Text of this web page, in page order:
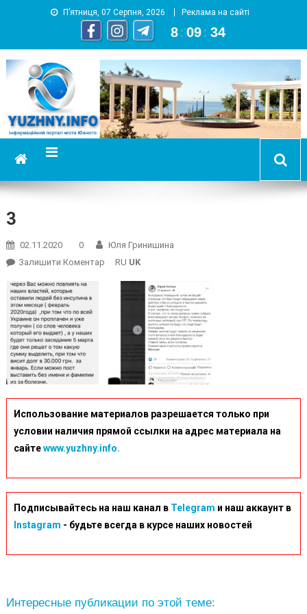
П’ятниця, 07 Серпня, 2026 Реклама на сайті
8 : 09 : 35
YUZHNY.INFO
информационный портал города Южный
3
02.11.2020 0
Юля Гринишина
Залишити КоментарOn RU UK
Использование материалов разрешается только при
условии наличия прямой ссылки на адрес материала на
сайтеwww.yuzhny.info.
Подписывайтесь на наш канал в Telegram и наш аккаунт в
Instagram - будьте всегда в курсе наших новостей
Интересные публикации по этой теме: